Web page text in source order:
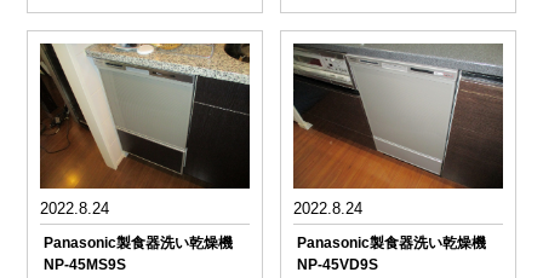
2022.8.24
Panasonic製食器洗い乾燥機
NP-45MS9S
2022.8.24
Panasonic製食器洗い乾燥機
NP-45VD9S